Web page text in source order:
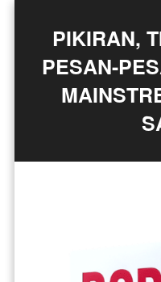
PIKIRAN,
PESAN-